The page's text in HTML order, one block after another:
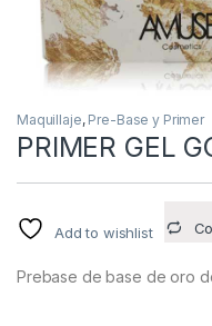
Maquillaje, Pre-Base y Primer
PRIMER GEL
Add to wishlist
Prebase de base de oro